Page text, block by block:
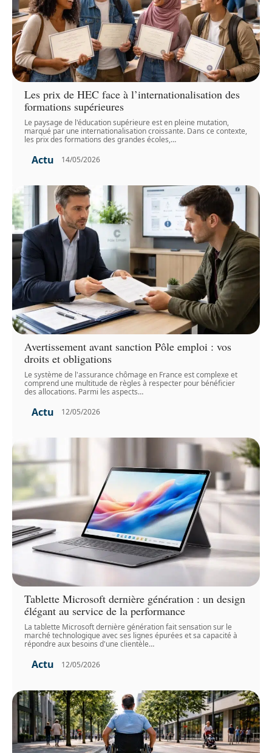
Les prix de HEC face à l’internationalisation des
formations supérieures
Le paysage de l'éducation supérieure est en pleine mutation,
marqué par une internationalisation croissante. Dans ce contexte,
les prix des formations des grandes écoles,…
Actu 14/05/2026
Avertissement avant sanction Pôle emploi : vos
droits et obligations
Le système de l'assurance chômage en France est complexe et
comprend une multitude de règles à respecter pour bénéficier
des allocations. Parmi les aspects…
Actu 12/05/2026
Tablette Microsoft dernière génération : un design
élégant au service de la performance
La tablette Microsoft dernière génération fait sensation sur le
marché technologique avec ses lignes épurées et sa capacité à
répondre aux besoins d'une clientèle…
Actu 12/05/2026